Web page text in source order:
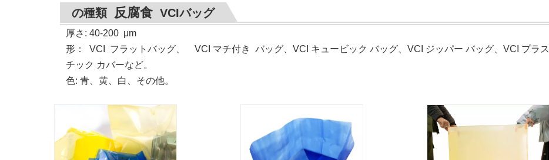
の種類 反腐食 VCIバッグ
厚さ: 40-200 μm
形 ： VCI フラットバッグ、 VCI マチ付き バッグ、VCI キュービック バッグ、VCI ジッパー バッグ、VCI プラス
チック カバーなど。
色: 青、黄、白、その他。